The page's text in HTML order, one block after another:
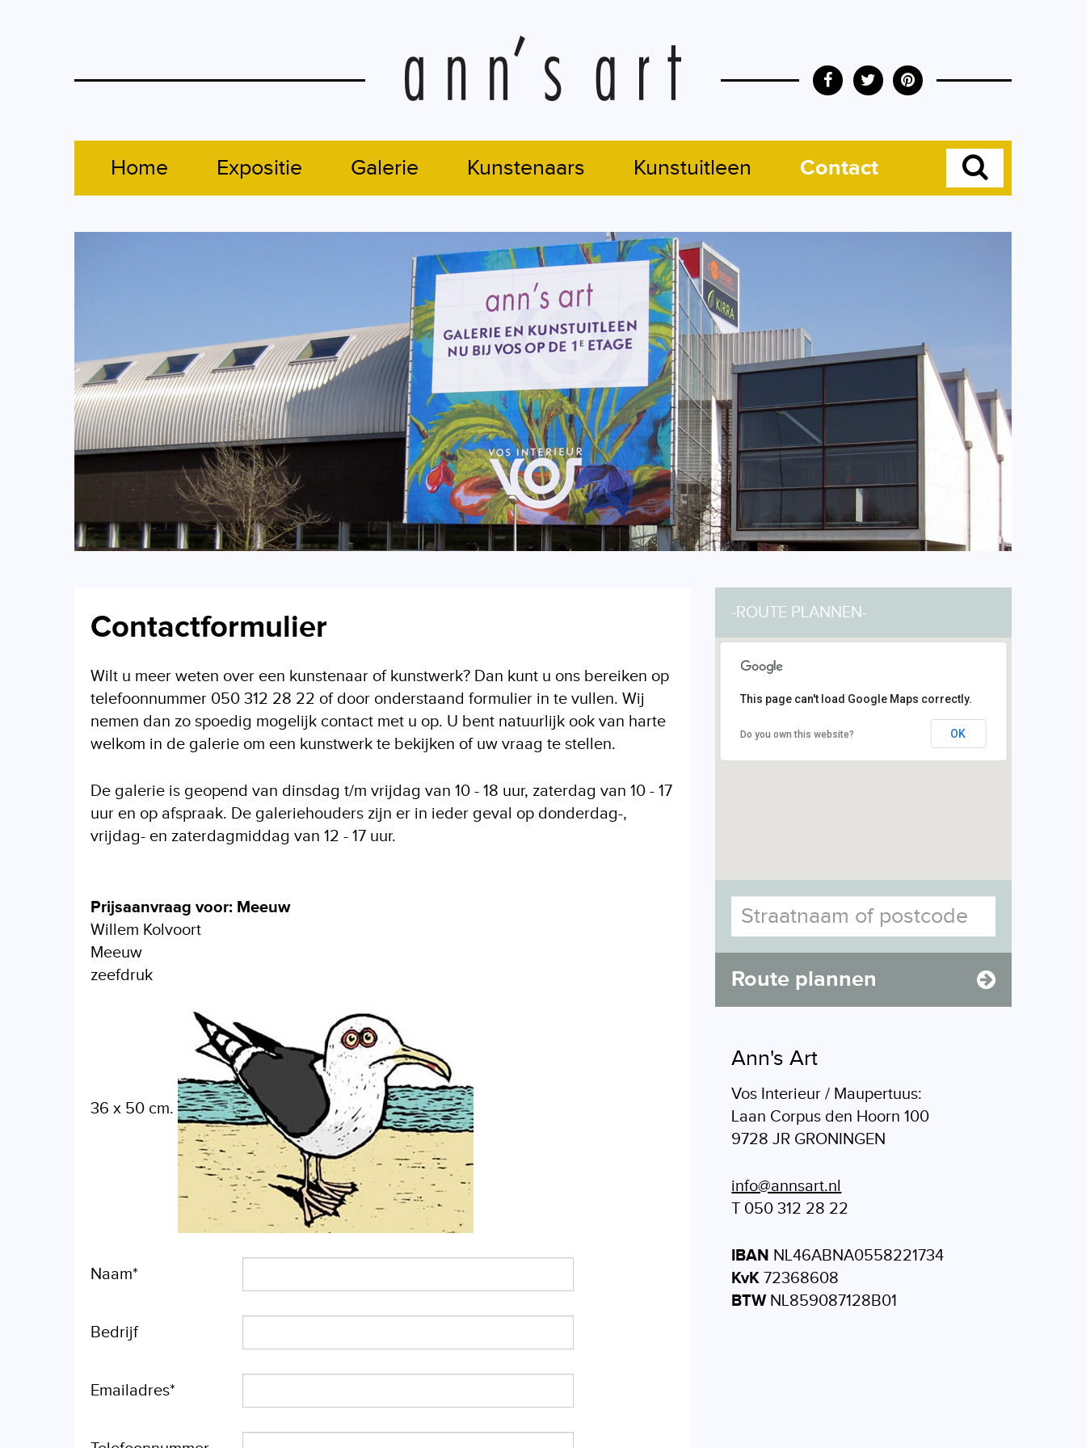
Home Expositie Galerie Kunstenaars Kunstuitleen Contact
Contactformulier
Wilt u meer weten over een kunstenaar of kunstwerk? Dan kunt u ons bereiken op
telefoonnummer 050 312 28 22 of door onderstaand formulier in te vullen. Wij
nemen dan zo spoedig mogelijk contact met u op. U bent natuurlijk ook van harte
welkom in de galerie om een kunstwerk te bekijken of uw vraag te stellen.
De galerie is geopend van dinsdag t/m vrijdag van 10 - 18 uur, zaterdag van 10 - 17
uur en op afspraak. De galeriehouders zijn er in ieder geval op donderdag-,
vrijdag- en zaterdagmiddag van 12 - 17 uur.
Prijsaanvraag voor: Meeuw
Willem Kolvoort
Meeuw
zeefdruk
36 x 50 cm.
Naam*
Bedrijf
Emailadres*
-ROUTE PLANNEN-
This page can't load Google Maps correctly.
Do you own this website? OK
Route plannen
Ann's Art
Vos Interieur / Maupertuus:
Laan Corpus den Hoorn 100
9728 JR GRONINGEN
info@annsart.nl
T 050 312 28 22
IBAN NL46ABNA0558221734
KvK 72368608
BTWNL859087128B01